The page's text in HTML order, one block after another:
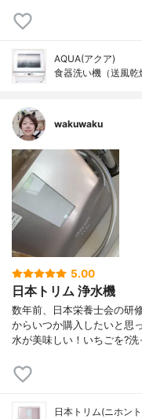
AQUA(アクア)
食器洗い機（送風
wakuwaku
5.00
日本トリム 浄水機
数年前、日本栄養士会の研
からいつか購入したいと思
水が美味しい！いちごを?
日本トリム(ニホン